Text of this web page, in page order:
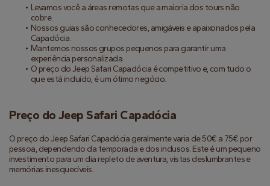
Levamos você a áreas remotas que a maioria dos tours não
cobre.
Nossos guias são conhecedores, amigáveis e apaixonados pela
Capadócia.
Mantemos nossos grupos pequenos para garantir uma
experiência personalizada.
O preço do Jeep Safari Capadócia é competitivo e, com tudo o
que está incluído, é um ótimo negócio.
Preço do Jeep Safari Capadócia
O preço do Jeep Safari Capadócia geralmente varia de 50€ a 75€ por
pessoa, dependendo da temporada e dos inclusos. Este é um pequeno
investimento para um dia repleto de aventura, vistas deslumbrantes e
memórias inesquecíveis.